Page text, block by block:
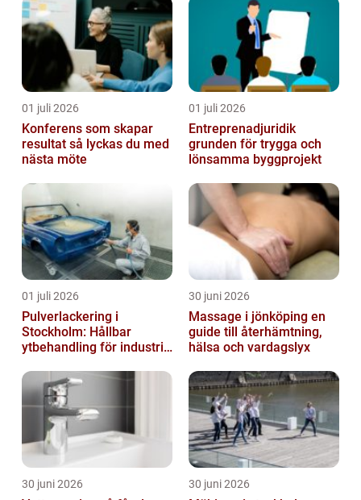
01 juli 2026
Konferens som skapar
resultat så lyckas du med
nästa möte
01 juli 2026
Entreprenadjuridik
grunden för trygga och
lönsamma byggprojekt
01 juli 2026
Pulverlackering i
Stockholm: Hållbar
ytbehandling för industri
30 juni 2026
Massage i jönköping en
guide till återhämtning,
hälsa och vardagslyx
30 juni 2026 30 juni 2026